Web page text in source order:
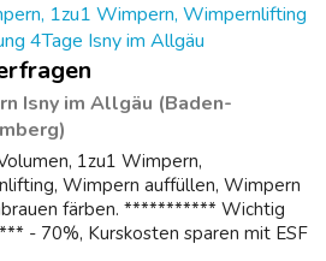
1zu1 Wimpern, Wimpernlifting
4Tage Isny im Allgäu
Isny im Allgäu (Baden-
1zu1 Wimpern,
Wimpern auffüllen, Wimpern
färben. *********** Wichtig
- 70%, Kurskosten sparen mit ESF